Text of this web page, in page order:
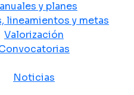
y planes
lineamientos y metas
Valorización
Noticias